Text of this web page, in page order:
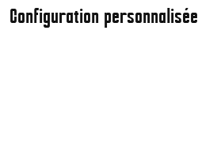
Configuration personnalisée